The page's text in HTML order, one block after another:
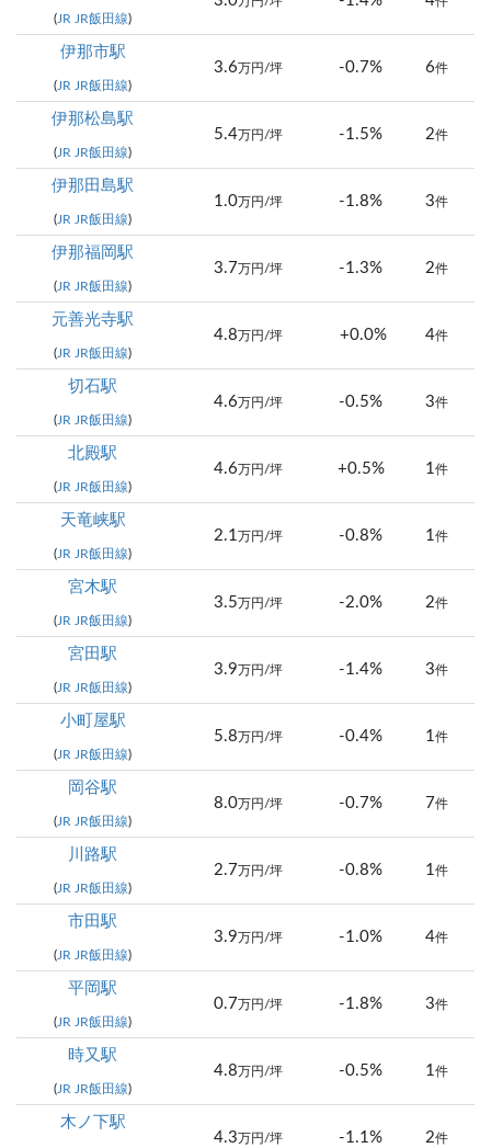
(JR JR飯田線)
伊那市駅
(JR JR飯田線)
3.6万円/坪 -0.7% 6件
伊那松島駅
(JR JR飯田線)
5.4万円/坪 -1.5% 2件
伊那田島駅
(JR JR飯田線)
1.0万円/坪 -1.8% 3件
伊那福岡駅
(JR JR飯田線)
3.7万円/坪 -1.3% 2件
元善光寺駅
(JR JR飯田線)
4.8万円/坪 +0.0% 4件
切石駅
(JR JR飯田線)
4.6万円/坪 -0.5% 3件
北殿駅
(JR JR飯田線)
4.6万円/坪 +0.5% 1件
天竜峡駅
(JR JR飯田線)
2.1万円/坪 -0.8% 1件
宮木駅
(JR JR飯田線)
3.5万円/坪 -2.0% 2件
宮田駅
(JR JR飯田線)
3.9万円/坪 -1.4% 3件
小町屋駅
(JR JR飯田線)
5.8万円/坪 -0.4% 1件
岡谷駅
(JR JR飯田線)
8.0万円/坪 -0.7% 7件
川路駅
(JR JR飯田線)
2.7万円/坪 -0.8% 1件
市田駅
(JR JR飯田線)
3.9万円/坪 -1.0% 4件
平岡駅
(JR JR飯田線)
0.7万円/坪 -1.8% 3件
時又駅
(JR JR飯田線)
4.8万円/坪 -0.5% 1件
木ノ下駅
4.3万円/坪 -1.1% 2件